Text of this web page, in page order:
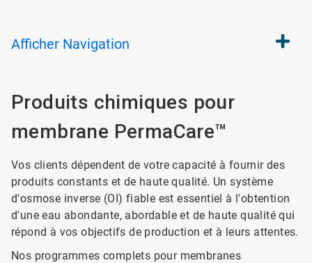
Afficher Navigation
Produits chimiques pour
membrane PermaCare™
Vos clients dépendent de votre capacité à fournir des
produits constants et de haute qualité. Un système
d'osmose inverse (OI) fiable est essentiel à l'obtention
d'une eau abondante, abordable et de haute qualité qui
répond à vos objectifs de production et à leurs attentes.
Nos programmes complets pour membranes